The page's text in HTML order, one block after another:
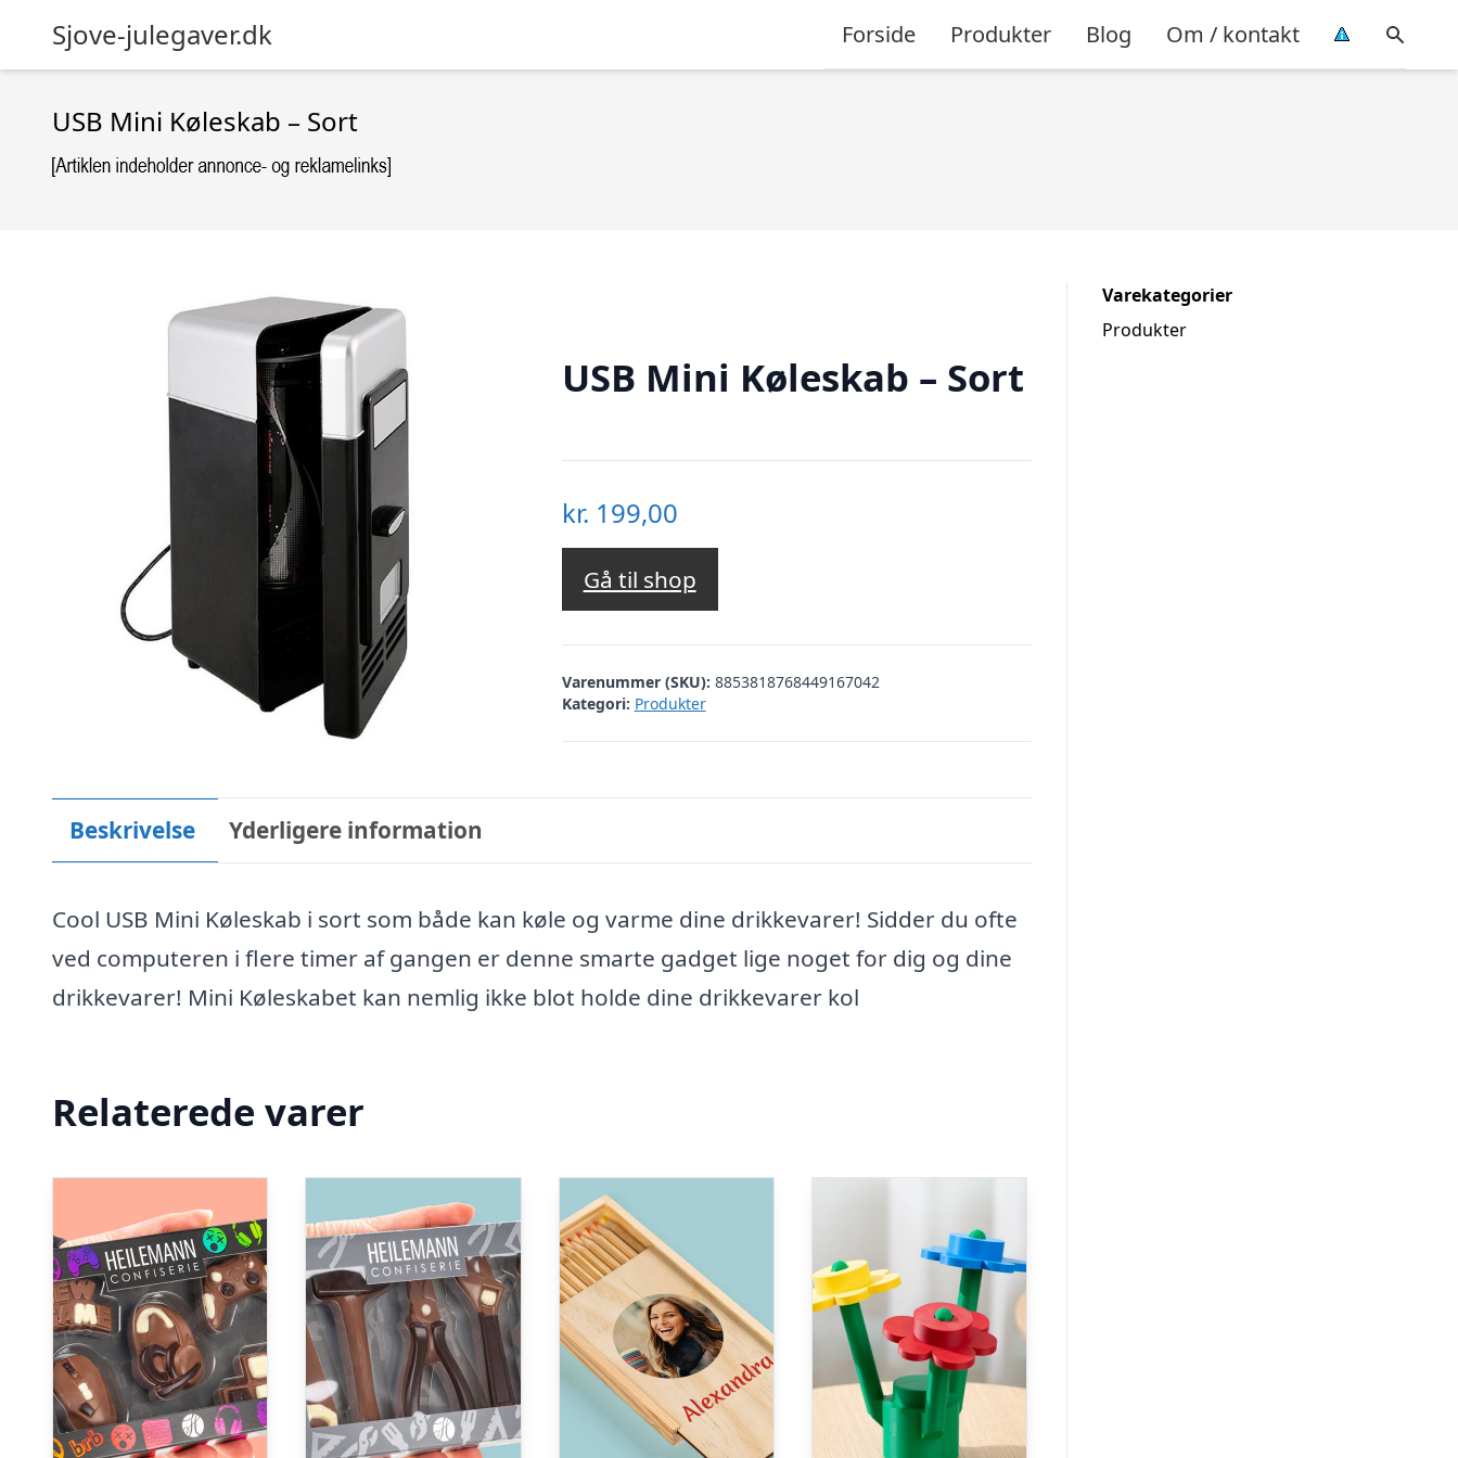
Sjove-julegaver.dk Forside Produkter Blog Om / kontakt
USB Mini Køleskab – Sort
USB Mini Køleskab – Sort
kr. 199,00
Gå til shop
Varenummer (SKU): 8853818768449167042
Kategori: Produkter
Beskrivelse Yderligere information
Cool USB Mini Køleskab i sort som både kan køle og varme dine drikkevarer! Sidder du ofte
ved computeren i flere timer af gangen er denne smarte gadget lige noget for dig og dine
drikkevarer! Mini Køleskabet kan nemlig ikke blot holde dine drikkevarer kol
Relaterede varer
Varekategorier
Produkter